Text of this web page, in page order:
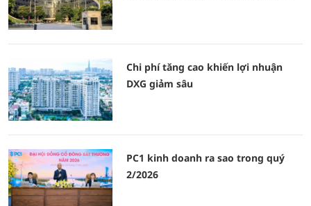
Chi phí tăng cao khiến lợi nhuận
DXG giảm sâu
PC1 kinh doanh ra sao trong quý
2/2026